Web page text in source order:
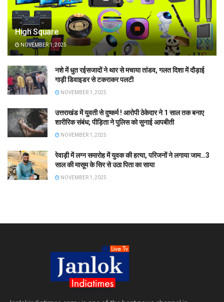
High Square
NOVEMBER 1, 2025
नशे में धुत रईसजादों ने थार से मचाया तांडव, गलत दिशा में दौड़ाई
गाड़ी डिवाइडर से टकराकर पलटी
NOVEMBER 1, 2025
उत्तराखंड में युवती से दुष्कर्म ! आरोपी ठेकेदार ने 1 साल तक बनाए
शारीरिक संबंध; पीड़िता ने पुलिस को सुनाई आपबीती
NOVEMBER 1, 2025
रेवाड़ी में लग्न समारोह में युवक की हत्या, परिजनों ने लगाया जाम…3
साल की मासूम के सिर से उठा पिता का साया
NOVEMBER 1, 2025